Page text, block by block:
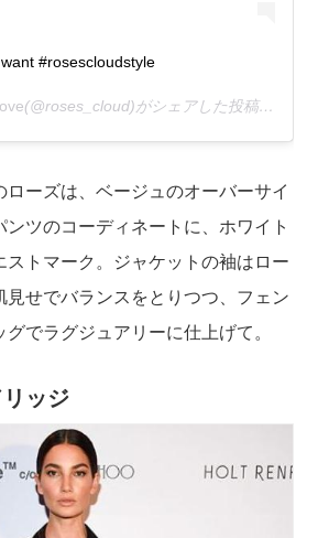
#rosescloudstyle
(@roses_cloud)がシェアした投稿 –
ローズは、ベージュのオーバーサイ
ンツのコーディネートに、ホワイト
ストマーク。ジャケットの袖はロー
見せでバランスをとりつつ、フェン
でラグジュアリーに仕上げて。
ッジ